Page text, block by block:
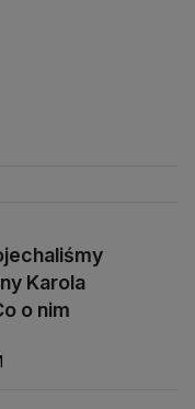
Karola
o nim